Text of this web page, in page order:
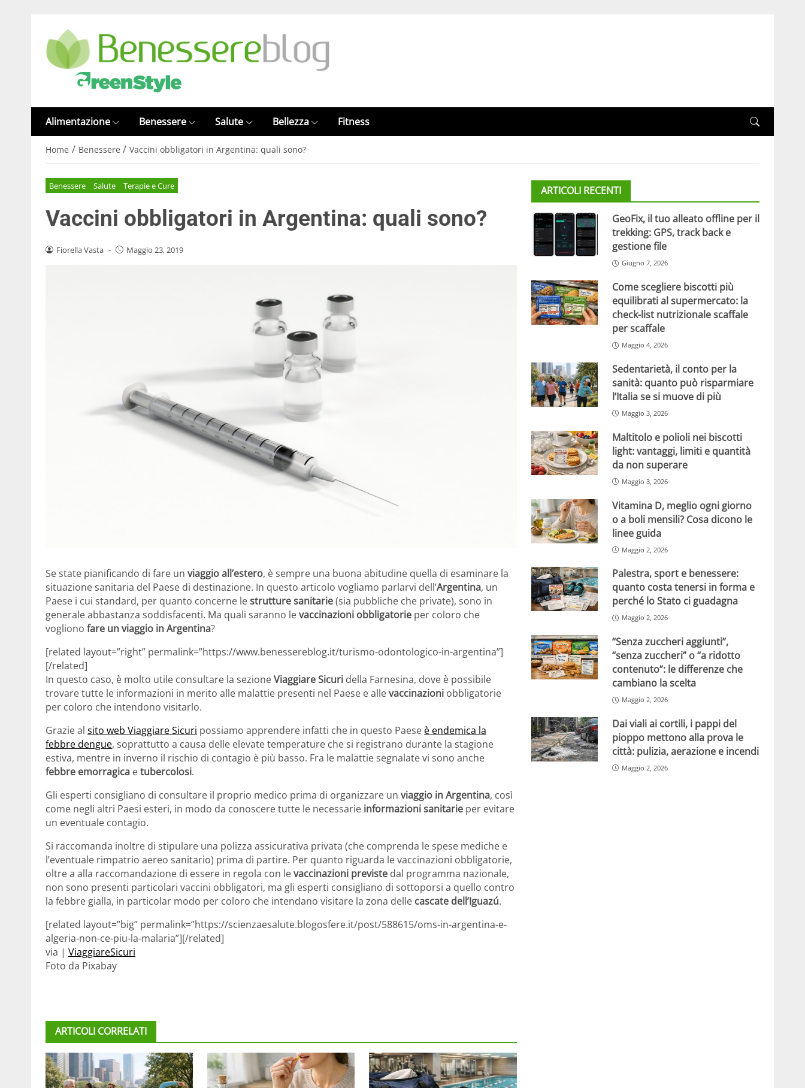
Alimentazione Benessere Salute Bellezza Fitness
Home / Benessere / Vaccini obbligatori in Argentina: quali sono?
Benessere Salute Terapie e Cure
Vaccini obbligatori in Argentina: quali sono?
Fiorella Vasta - Maggio 23, 2019
Se state pianificando di fare un viaggio all’estero, è sempre una buona abitudine quella di esaminare la
situazione sanitaria del Paese di destinazione. In questo articolo vogliamo parlarvi dell’Argentina, un
Paese i cui standard, per quanto concerne lestrutture sanitarie(sia pubbliche che private), sono in
generale abbastanza soddisfacenti. Ma quali saranno levaccinazioni obbligatorie per coloro che
vogliono fare un viaggio in Argentina?
[related layout=”right” permalink=”https://www.benessereblog.it/turismo-odontologico-in-argentina”]
[/related]
In questo caso, è molto utile consultare la sezioneViaggiare Sicuri della Farnesina, dove è possibile
trovare tutte le informazioni in merito alle malattie presenti nel Paese e allevaccinazioni obbligatorie
per coloro che intendono visitarlo.
Grazie al sito web Viaggiare Sicuri possiamo apprendere infatti che in questo Paese è endemica la
febbre dengue, soprattutto a causa delle elevate temperature che si registrano durante la stagione
estiva, mentre in inverno il rischio di contagio è più basso. Fra le malattie segnalate vi sono anche
febbre emorragica etubercolosi.
Gli esperti consigliano di consultare il proprio medico prima di organizzare un viaggio in Argentina, così
come negli altri Paesi esteri, in modo da conoscere tutte le necessarie informazioni sanitarie per evitare
un eventuale contagio.
Si raccomanda inoltre di stipulare una polizza assicurativa privata (che comprenda le spese mediche e
l’eventuale rimpatrio aereo sanitario) prima di partire. Per quanto riguarda le vaccinazioni obbligatorie,
oltre a alla raccomandazione di essere in regola con levaccinazioni previste dal programma nazionale,
non sono presenti particolari vaccini obbligatori, ma gli esperti consigliano di sottoporsi a quello contro
la febbre gialla, in particolar modo per coloro che intendano visitare la zona delle cascate dell’Iguazú.
[related layout=”big” permalink=”https://scienzaesalute.blogosfere.it/post/588615/oms-in-argentina-e-
algeria-non-ce-piu-la-malaria”][/related]
via | ViaggiareSicuri
Foto da Pixabay
ARTICOLI CORRELATI
ARTICOLI RECENTI
GeoFix, il tuo alleato offline per il
trekking: GPS, track back e
gestione file
Giugno 7, 2026
Come scegliere biscotti più
equilibrati al supermercato: la
check-list nutrizionale scaffale
per scaffale
Maggio 4, 2026
Sedentarietà, il conto per la
sanità: quanto può risparmiare
l’Italia se si muove di più
Maggio 3, 2026
Maltitolo e polioli nei biscotti
light: vantaggi, limiti e quantità
da non superare
Maggio 3, 2026
Vitamina D, meglio ogni giorno
o a boli mensili? Cosa dicono le
linee guida
Maggio 2, 2026
Palestra, sport e benessere:
quanto costa tenersi in forma e
perché lo Stato ci guadagna
Maggio 2, 2026
“Senza zuccheri aggiunti”,
“senza zuccheri” o “a ridotto
contenuto”: le differenze che
cambiano la scelta
Maggio 2, 2026
Dai viali ai cortili, i pappi del
pioppo mettono alla prova le
città: pulizia, aerazione e incendi
Maggio 2, 2026